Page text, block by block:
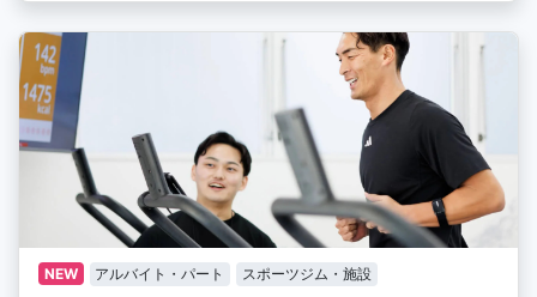
NEW アルバイト・パート スポーツジム・施設